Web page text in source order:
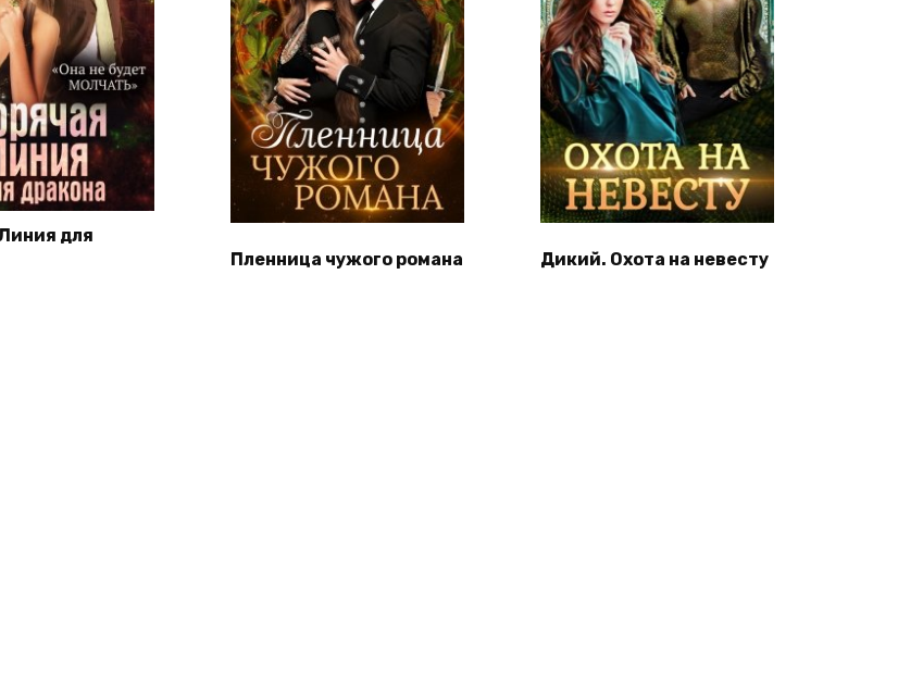
для
Пленница чужого романа Дикий. Охота на невесту